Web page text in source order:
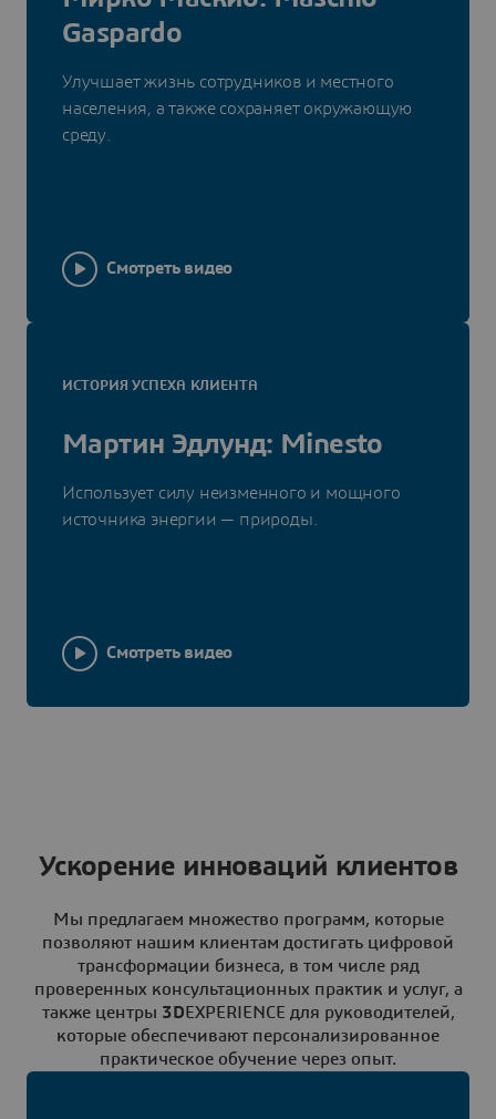
Gaspardo
Улучшает жизнь сотрудников и местного
населения, а также сохраняет окружающую
среду.
Смотреть видео
ИСТОРИЯ УСПЕХА КЛИЕНТА
Мартин Эдлунд: Minesto
Использует силу неизменного и мощного
источника энергии — природы.
Смотреть видео
Ускорение инноваций клиентов
Мы предлагаем множество программ, которые
позволяют нашим клиентам достигать цифровой
трансформации бизнеса, в том числе ряд
проверенных консультационных практик и услуг, а
также центры 3DEXPERIENCE для руководителей,
которые обеспечивают персонализированное
практическое обучение через опыт.